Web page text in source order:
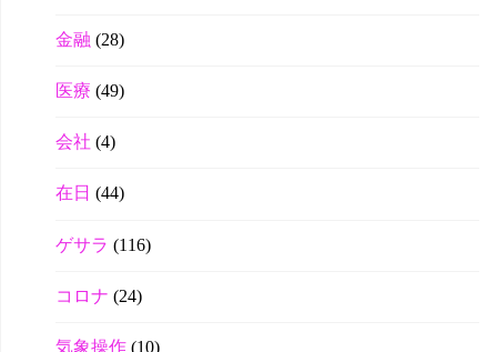
金融 (28)
医療 (49)
会社 (4)
在日 (44)
ゲサラ (116)
コロナ (24)
気象操作(10)